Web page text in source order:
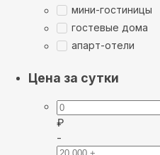
мини-гостиницы
гостевые дома
апарт-отели
Цена за сутки
₽
-